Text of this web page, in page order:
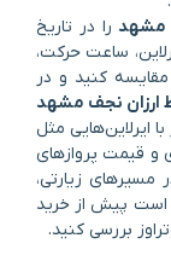
مشهد را در تاریخ
ساعت حرکت،
مقایسه کنید و در
ارزان نجف مشهد
ایرلاین‌هایی مثل
و قیمت پروازهای
مسیرهای زیارتی،
است پیش از خرید
بررسی کنید.